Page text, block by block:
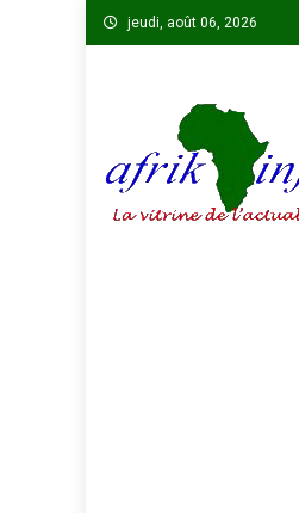
Skip
to
jeudi, août 06, 2026